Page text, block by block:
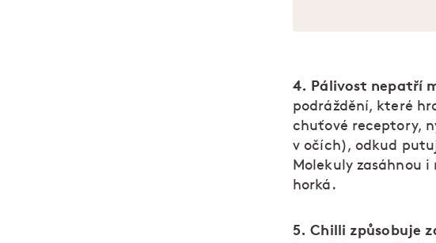
4. Pálivost nepatří
podráždění, které
chuťové receptory,
v očích), odkud
Molekuly zasáhnou
horká.
5. Chilli způsobuje